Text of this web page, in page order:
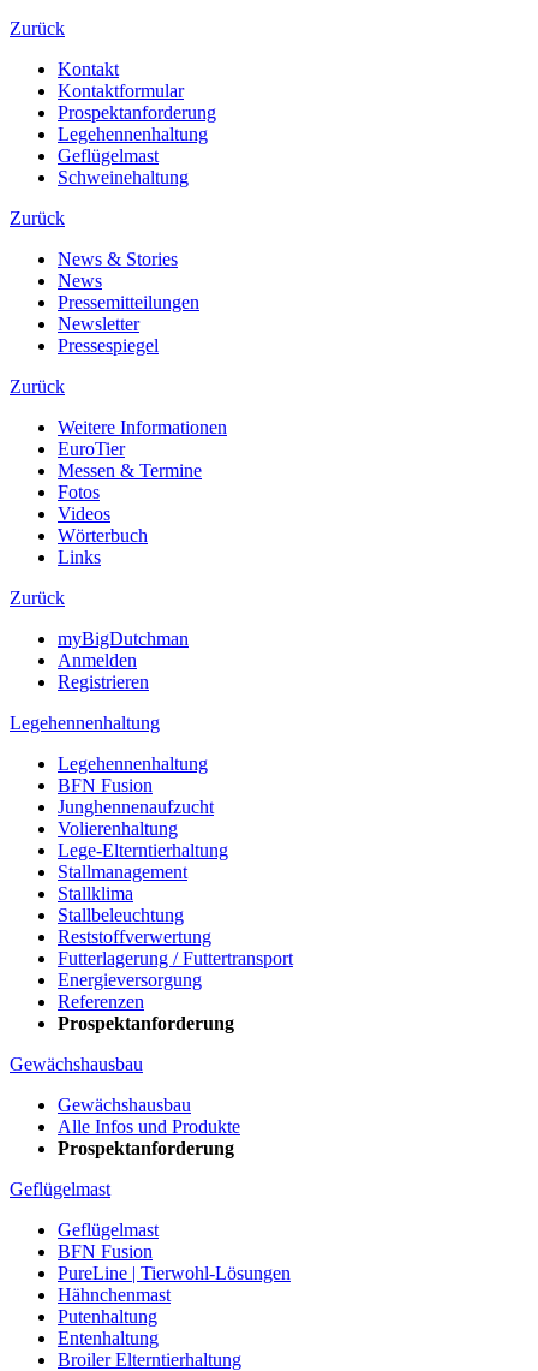
Zurück
Kontakt
Kontaktformular
Prospektanforderung
Legehennenhaltung
Geflügelmast
Schweinehaltung
Zurück
News & Stories
News
Pressemitteilungen
Newsletter
Pressespiegel
Zurück
Weitere Informationen
EuroTier
Messen & Termine
Fotos
Videos
Wörterbuch
Links
Zurück
myBigDutchman
Anmelden
Registrieren
Legehennenhaltung
Legehennenhaltung
BFN Fusion
Junghennenaufzucht
Volierenhaltung
Lege-Elterntierhaltung
Stallmanagement
Stallklima
Stallbeleuchtung
Reststoffverwertung
Futterlagerung / Futtertransport
Energieversorgung
Referenzen
Prospektanforderung
Gewächshausbau
Gewächshausbau
Alle Infos und Produkte
Prospektanforderung
Geflügelmast
Geflügelmast
BFN Fusion
PureLine | Tierwohl-Lösungen
Hähnchenmast
Putenhaltung
Entenhaltung
Broiler Elterntierhaltung